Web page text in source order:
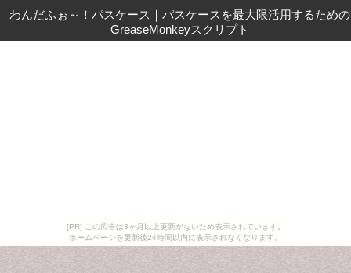
[PR] この広告は3ヶ月以上更新がないため表示されています。
ホームページを更新後24時間以内に表示されなくなります。
わんだふぉ～！パスケース ｜ パスケースを最大限活用するための
GreaseMonkeyスクリプト